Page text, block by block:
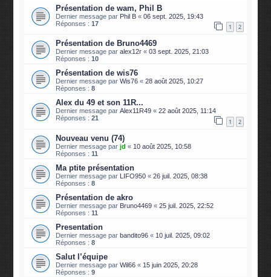
Présentation de wam, Phil B
Dernier message par Phil B «06 sept. 2025, 19:43
Réponses :17 1 2
Présentation de Bruno4469
Dernier message paralex12r «03 sept. 2025, 21:03
Réponses :10
Présentation de wis76
Dernier message parWis76 «28 août 2025, 10:27
Réponses :8
Alex du 49 et son 11R...
Dernier message parAlex11R49 «22 août 2025, 11:14
Réponses :21 1 2
Nouveau venu (74)
Dernier message parjd « 10 août 2025, 10:58
Réponses :11
Ma ptite présentation
Dernier message par LIFO950 «26 juil. 2025, 08:38
Réponses :8
Présentation de akro
Dernier message par Bruno4469 «25 juil. 2025, 22:52
Réponses :11
Presentation
Dernier message parbandito96 « 10 juil. 2025, 09:02
Réponses :8
Salut l’équipe
Dernier message parWil66 « 15 juin 2025, 20:28
Réponses :9